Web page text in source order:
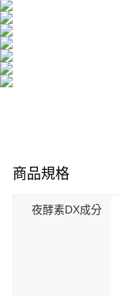
商品規格
夜酵素DX成分